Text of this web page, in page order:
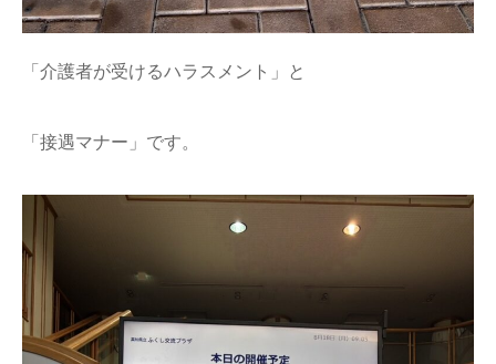
「介護者が受けるハラスメント」と
「接遇マナー」です。